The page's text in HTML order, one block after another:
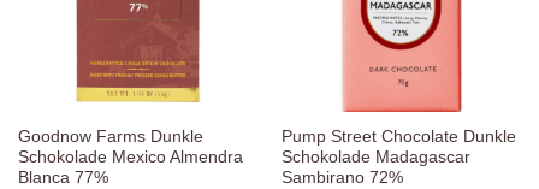
Goodnow Farms Dunkle
Schokolade Mexico Almendra
Blanca 77%
Pump Street Chocolate Dunkle
Schokolade Madagascar
Sambirano 72%